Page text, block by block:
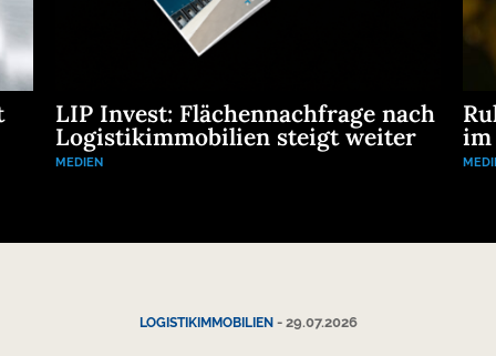
LIP Invest: Flächennachfrage nach
Logistikimmobilien steigt weiter
MEDIEN
im
LOGISTIKIMMOBILIEN- 29.07.2026